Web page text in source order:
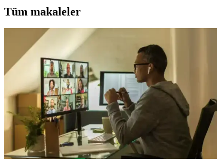
Tüm makaleler